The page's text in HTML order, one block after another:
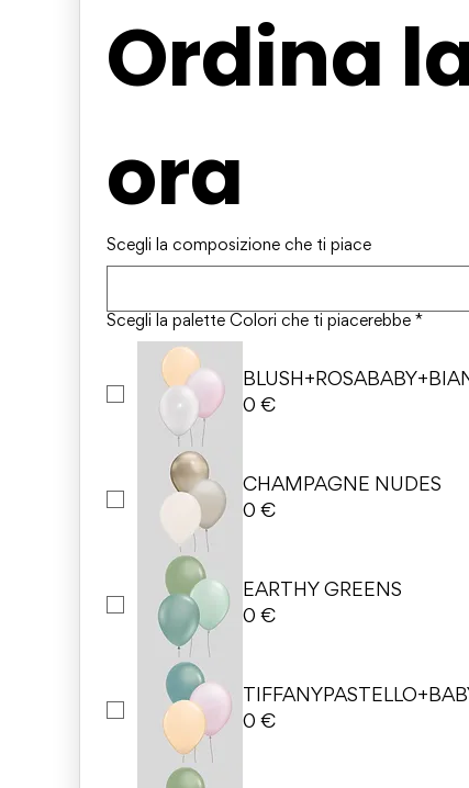
Ordina
ora
Scegli la composizione che ti piace
Scegli la palette Colori che ti piacerebbe *
0 €
CHAMPAGNE NUDES
0 €
EARTHY GREENS
0 €
0 €